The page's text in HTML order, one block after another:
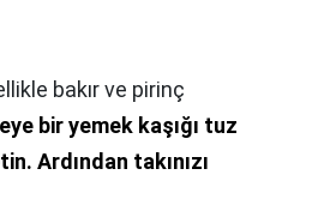
bakır ve pirinç
bir yemek kaşığı tuz
Ardından takınızı